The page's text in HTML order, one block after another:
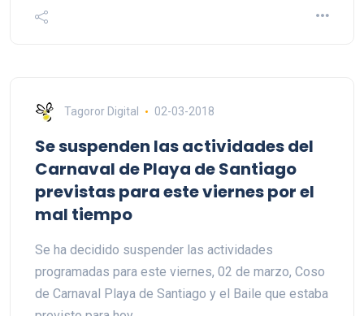
Tagoror Digital 02-03-2018
Se suspenden las actividades del
Carnaval de Playa de Santiago
previstas para este viernes por el
mal tiempo
Se ha decidido suspender las actividades
programadas para este viernes, 02 de marzo, Coso
de Carnaval Playa de Santiago y el Baile que estaba